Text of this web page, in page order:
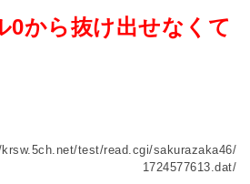
0から抜け出せなくて
test/read.cgi/sakurazaka46/
1724577613.dat/